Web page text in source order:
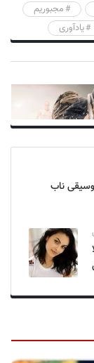
مجبوریم
یادآوری
ناب